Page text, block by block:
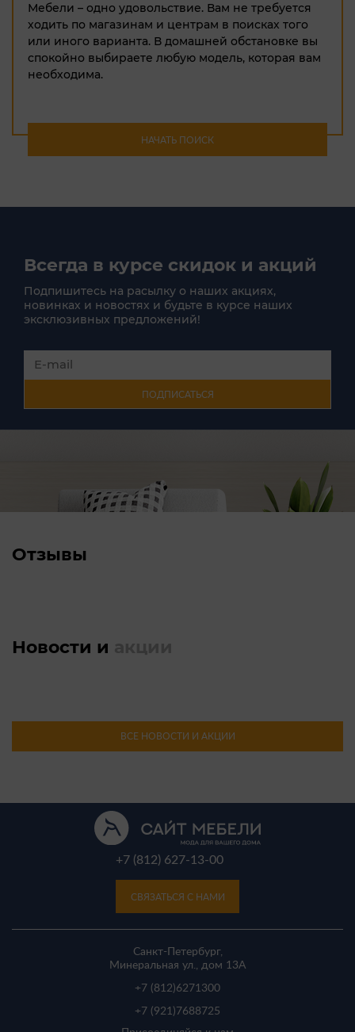
Мебели – одно удовольствие. Вам не требуется
ходить по магазинам и центрам в поисках того
или иного варианта. В домашней обстановке вы
спокойно выбираете любую модель, которая вам
необходима.
НАЧАТЬ ПОИСК
Всегда в курсе скидок и акций
Подпишитесь на расылку о наших акциях,
новинках и новостях и будьте в курсе наших
эксклюзивных предложений!
ПОДПИСАТЬСЯ
Отзывы
Новости и
ВСЕ НОВОСТИ И АКЦИИ
+7 (812) 627-13-00
СВЯЗАТЬСЯ С НАМИ
Санкт-Петербург,
Минеральная ул., дом 13A
+7 (812)6271300
+7 (921) 7688725